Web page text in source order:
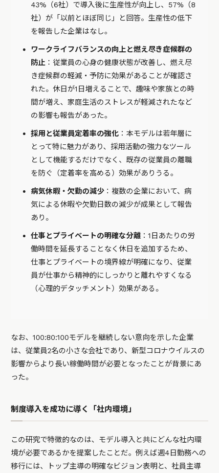
43%（6社）で導入後に生産性が向上し、57%（8
社）が「以前とほぼ同じ」と回答。生産性の低下
を報告した企業はなし。
ワークライフバランスの向上と燃え尽き症候群の
防止 ：従業員の心身の健康状態が改善し、燃え尽
き症候群の軽減・予防に効果があることが確認さ
れた。休日が1日増えることで、趣味や家族との時
間が増え、家庭生活のストレスが軽減されたなど
の影響も報告があった。
採用と従業員定着率の強化 ：本モデルは若年層に
とって特に魅力があり、採用活動の強力なツール
として機能するだけでなく、既存の従業員の離職
を防ぐ（定着率を高める）効果がありうる。
病気休暇・欠勤の減少 ：複数の企業において、病
気による休暇や欠勤日数の減少が成果として報告
あり。
仕事とプライベートの明確な分離 ：1日あたりの労
働時間を延長することなく休日を追加するため、
仕事とプライベートの境界線が明確になり、従業
員が仕事から精神的にしっかりと離れやすくなる
（心理的デタッチメント）効果がある。
なお、100:80:100モデルを継続しない意向を示した企業
は、従業員2名の小さな会社であり、新型コロナウイルスの
影響からより長い稼働時間が必要となったことが背景にあ
った。
制度導入を成功に導く「社内環境」
この研究で特徴的なのは、モデル導入と共にどんな社内環
境が必要であるかを提案したことだ。例えば週4日勤務への
移行には、トップ主導の明確なビジョン表明と、社員主導